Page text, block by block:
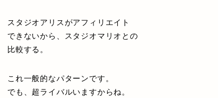
スタジオアリスがアフィリエイト
できないから、スタジオマリオとの
比較する。
これ一般的なパターンです。
でも、超ライバルいますからね。